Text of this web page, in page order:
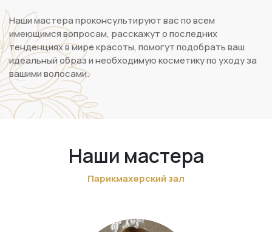
Наши мастера проконсультируют вас по всем
имеющимся вопросам, расскажут о последних
тенденциях в мире красоты, помогут подобрать ваш
идеальный образ и необходимую косметику по уходу за
вашими волосами.
Наши мастера
Парикмахерский зал